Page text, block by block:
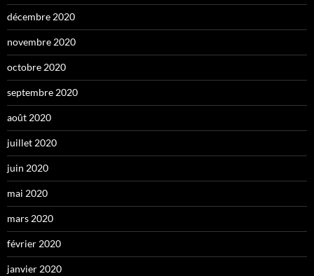
décembre 2020
novembre 2020
octobre 2020
septembre 2020
août 2020
juillet 2020
juin 2020
mai 2020
mars 2020
février 2020
janvier 2020